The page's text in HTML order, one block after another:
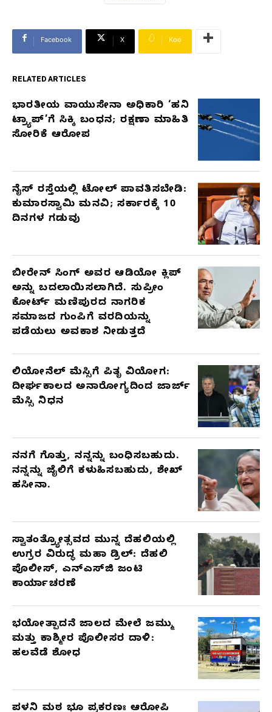
Facebook X Koo
RELATED ARTICLES
RELATED
ARTICLES
ಭಾರತೀಯ ವಾಯುಸೇನಾ ಅಧಿಕಾರಿ ‘ಹನಿ
ಟ್ರ್ಯಾಪ್’ಗೆ ಸಿಕ್ಕಿ ಬಂಧನ; ರಕ್ಷಣಾ ಮಾಹಿತಿ
ಸೋರಿಕೆ ಆರೋಪ
ನೈಸ್ ರಸ್ತೆಯಲ್ಲಿ ಟೋಲ್ ಪಾವತಿಸಬೇಡಿ:
ಕುಮಾರಸ್ವಾಮಿ ಮನವಿ; ಸರ್ಕಾರಕ್ಕೆ 10
ದಿನಗಳ ಗಡುವು
ಬೀರೇನ್ ಸಿಂಗ್ ಅವರ ಆಡಿಯೋ ಕ್ಲಿಪ್
ಅನ್ನು ಬದಲಾಯಿಸಲಾಗಿದೆ. ಸುಪ್ರೀಂ
ಕೋರ್ಟ್ ಮಣಿಪುರದ ನಾಗರಿಕ
ಸಮಾಜದ ಗುಂಪಿಗೆ ವರದಿಯನ್ನು
ಪಡೆಯಲು ಅವಕಾಶ ನೀಡುತ್ತದೆ
ಲಿಯೋನೆಲ್ ಮೆಸ್ಸಿಗೆ ಪಿತೃ ವಿಯೋಗ:
ದೀರ್ಘಕಾಲದ ಅನಾರೋಗ್ಯದಿಂದ ಜಾರ್ಜ್
ಮೆಸ್ಸಿ ನಿಧನ
ನನಗೆ ಗೊತ್ತು, ನನ್ನನ್ನು ಬಂಧಿಸಬಹುದು.
ನನ್ನನ್ನು ಜೈಲಿಗೆ ಕಳುಹಿಸಬಹುದು, ಶೇಖ್
ಹಸೀನಾ.
ಸ್ವಾತಂತ್ರ್ಯೋತ್ಸವದ ಮುನ್ನ ದೆಹಲಿಯಲ್ಲಿ
ಉಗ್ರರ ವಿರುದ್ಧ ಮಹಾ ಡ್ರಿಲ್: ದೆಹಲಿ
ಪೊಲೀಸ್, ಎನ್‌ಎಸ್‌ಜಿ ಜಂಟಿ
ಕಾರ್ಯಾಚರಣೆ
ಭಯೋತ್ಪಾದನೆ ಜಾಲದ ಮೇಲೆ ಜಮ್ಮು
ಮತ್ತು ಕಾಶ್ಮೀರ ಪೊಲೀಸರ ದಾಳಿ:
ಹಲವೆಡೆ ಶೋಧ
ಪಳನಿ ಮಠ ಭೂ ಪ್ರಕರಣಃ ಆರೋಪಿ